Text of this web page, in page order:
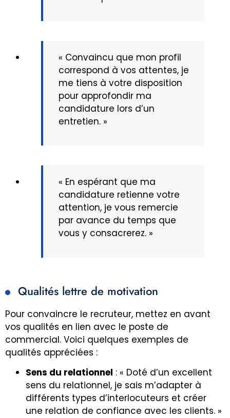
« Convaincu que mon profil
correspond à vos attentes, je
me tiens à votre disposition
pour approfondir ma
candidature lors d’un
entretien. »
« En espérant que ma
candidature retienne votre
attention, je vous remercie
par avance du temps que
vous y consacrerez. »
Qualités lettre de motivation
Pour convaincre le recruteur, mettez en avant
vos qualités en lien avec le poste de
commercial. Voici quelques exemples de
qualités appréciées :
Sens du relationnel : « Doté d’un excellent
sens du relationnel, je sais m’adapter à
différents types d’interlocuteurs et créer
une relation de confiance avec les clients. »